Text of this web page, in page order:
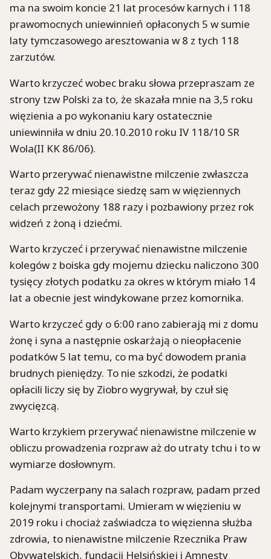
ma na swoim koncie 21 lat procesów karnych i 118
prawomocnych uniewinnień opłaconych 5 w sumie
laty tymczasowego aresztowania w 8 z tych 118
zarzutów.
Warto krzyczeć wobec braku słowa przepraszam ze
strony tzw Polski za to, że skazała mnie na 3,5 roku
więzienia a po wykonaniu kary ostatecznie
uniewinniła w dniu 20.10.2010 roku IV 118/10 SR
Wola(II KK 86/06).
Warto przerywać nienawistne milczenie zwłaszcza
teraz gdy 22 miesiące siedzę sam w więziennych
celach przewożony 188 razy i pozbawiony przez rok
widzeń z żoną i dziećmi.
Warto krzyczeć i przerywać nienawistne milczenie
kolegów z boiska gdy mojemu dziecku naliczono 300
tysięcy złotych podatku za okres w którym miało 14
lat a obecnie jest windykowane przez komornika.
Warto krzyczeć gdy o 6:00 rano zabierają mi z domu
żonę i syna a następnie oskarżają o nieopłacenie
podatków 5 lat temu, co ma być dowodem prania
brudnych pieniędzy. To nie szkodzi, że podatki
opłacili liczy się by Ziobro wygrywał, by czuł się
zwycięzcą.
Warto krzykiem przerywać nienawistne milczenie w
obliczu prowadzenia rozpraw aż do utraty tchu i to w
wymiarze dosłownym.
Padam wyczerpany na salach rozpraw, padam przed
kolejnymi transportami. Umieram w więzieniu w
2019 roku i chociaż zaświadcza to więzienna służba
zdrowia, to nienawistne milczenie Rzecznika Praw
Obywatelskich, fundacji Helsińskiej i Amnesty